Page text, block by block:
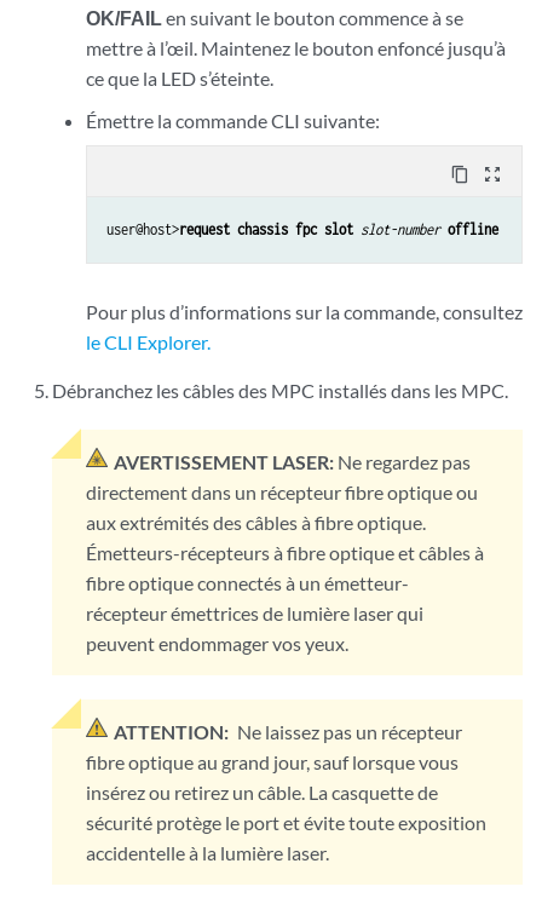
OK/FAILen suivant le bouton commence à se
mettre à l’œil. Maintenez le bouton enfoncé jusqu’à
ce que la LED s’éteinte.
Émettre la commande CLI suivante:
content_copy zoom_out_map
user@host>request chassis fpc slot slot-number offline
Pour plus d’informations sur la commande, consultez
le CLI Explorer.
Débranchez les câbles des MPC installés dans les MPC.
AVERTISSEMENT LASER: Ne regardez pas
directement dans un récepteur fibre optique ou
aux extrémités des câbles à fibre optique.
Émetteurs-récepteurs à fibre optique et câbles à
fibre optique connectés à un émetteur-
récepteur émettrices de lumière laser qui
peuvent endommager vos yeux.
ATTENTION: Ne laissez pas un récepteur
fibre optique au grand jour, sauf lorsque vous
insérez ou retirez un câble. La casquette de
sécurité protège le port et évite toute exposition
accidentelle à la lumière laser.